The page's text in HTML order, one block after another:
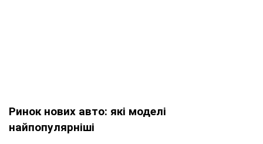
Ринок нових авто: які моделі
найпопулярніші